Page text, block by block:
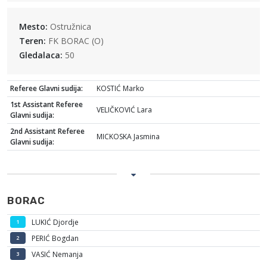
Mesto: Ostružnica
Teren: FK BORAC (O)
Gledalaca: 50
Referee Glavni sudija:
KOSTIĆ Marko
1st Assistant Referee
Glavni sudija:
VELIČKOVIĆ Lara
2nd Assistant Referee
Glavni sudija:
MICKOSKA Jasmina
BORAC
1 LUKIĆ Djordje
2 PERIĆ Bogdan
3 VASIĆ Nemanja